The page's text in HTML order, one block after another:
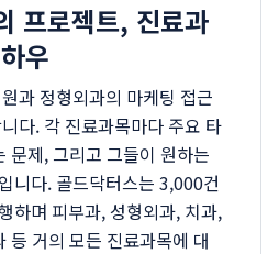
프로젝트, 진료과
우
과 정형외과의 마케팅 접근
다. 각 진료과목마다 주요 타
문제, 그리고 그들이 원하는
니다. 골드닥터스는 3,000건
하며 피부과, 성형외과, 치과,
등 거의 모든 진료과목에 대